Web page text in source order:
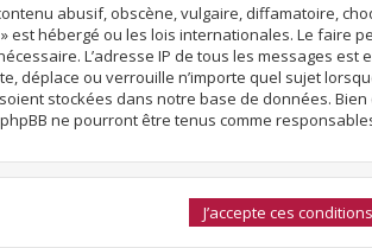
abusif, obscène, vulgaire, diffamatoire,
est hébergé ou les lois internationales. Le
L’adresse IP de tous les messages
déplace ou verrouille n’importe quel sujet
stockées dans notre base de données.
ne pourront être tenus comme